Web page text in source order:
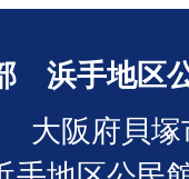
浜手地区
大阪府貝塚